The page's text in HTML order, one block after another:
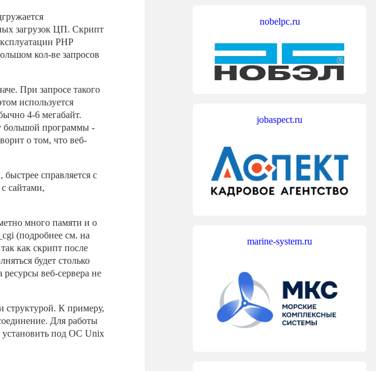
загрузок ЦП. Скрипт
PHP
кол-ве запросов
При запросе такого
используется
4-6 мегабайт.
большой программы -
о том, что веб-
справляется с
сайтами,
много памяти и о
(подробнее см. на
как скрипт после
будет столько
веб-сервера не
структурой. К примеру,
Для работы
установить под ОС Unix
nobelpc.ru
jobaspect.ru
marine-system.ru